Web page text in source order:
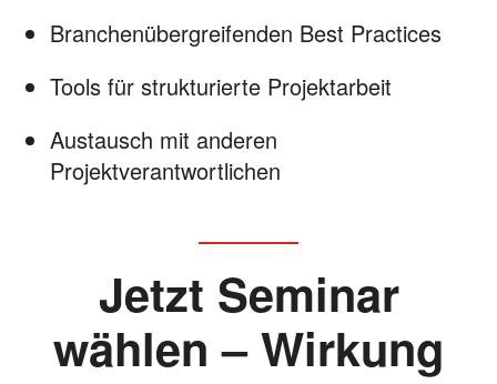
Branchenübergreifenden Best Practices
Tools für strukturierte Projektarbeit
Austausch mit anderen
Projektverantwortlichen
Jetzt Seminar
wählen – Wirkung